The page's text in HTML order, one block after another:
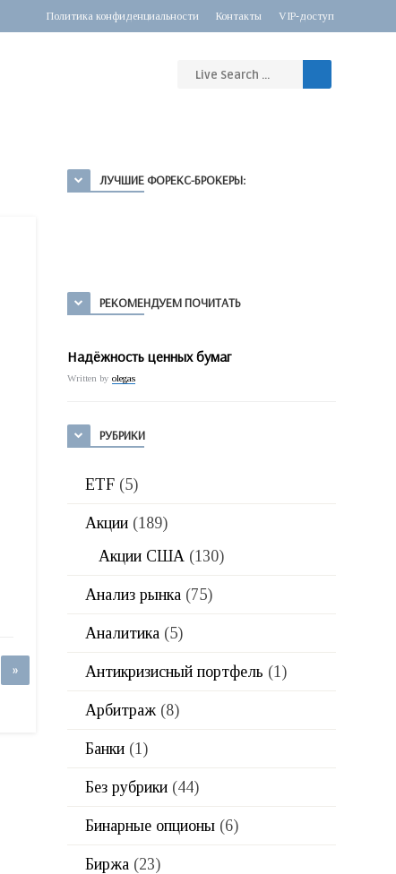
Политика конфиденциальности Контакты VIP-доступ
»
ЛУЧШИЕ ФОРЕКС-БРОКЕРЫ:
РЕКОМЕНДУЕМ ПОЧИТАТЬ
Надёжность ценных бумаг
Written by olegas
РУБРИКИ
ETF (5)
Акции (189)
Акции США (130)
Анализ рынка (75)
Аналитика (5)
Антикризисный портфель (1)
Арбитраж (8)
Банки (1)
Без рубрики (44)
Бинарные опционы (6)
Биржа (23)